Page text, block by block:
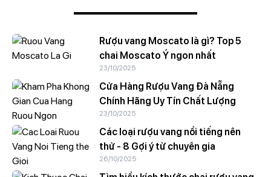
Rượu vang Moscato là gì? Top 5
chai Moscato Ý ngon nhất
23/10/2025
Cửa Hàng Rượu Vang Đà Nẵng
Chính Hãng Uy Tín Chất Lượng
23/10/2025
Các loại rượu vang nổi tiếng nên
thử - 8 Gợi ý từ chuyên gia
26/10/2025